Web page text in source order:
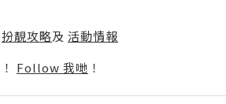
扮靚攻略及 活動情報
Follow 我哋 ！